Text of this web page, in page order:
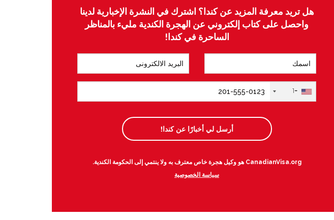
هل تريد معرفة المزيد عن كندا؟ اشترك في النشرة الإخبارية لدينا
واحصل على كتاب إلكتروني عن الهجرة الكندية مليء بالمناظر
الساحرة في كندا!
+1
أرسل لي أخبارًا عن كندا!
CanadianVisa.org هو وكيل هجرة خاص معترف به ولا ينتمي إلى الحكومة الكندية.
سياسة الخصوصية